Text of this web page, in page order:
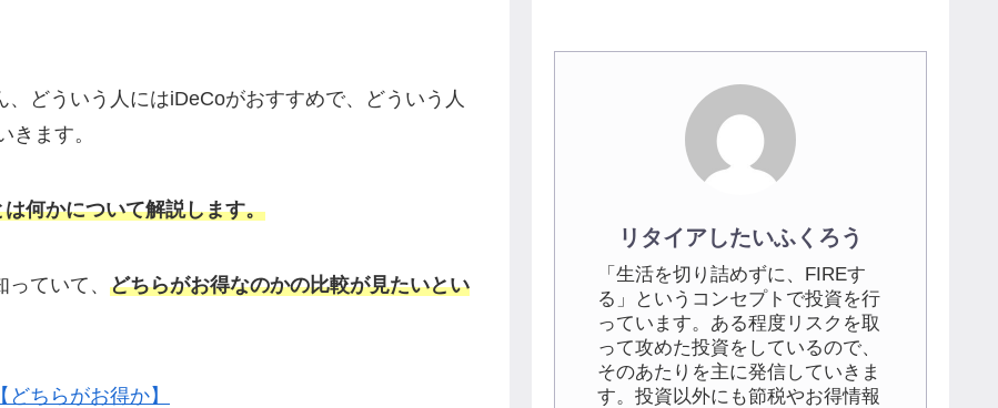
どういう人にはiDeCoがおすすめで、どういう人
ます。
何かについて解説します。
ていて、 どちらがお得なのかの比較が見たいとい
ちらがお得か】
リタイアしたいふくろう
「生活を切り詰めずに、FIREす
る」というコンセプトで投資を行
っています。ある程度リスクを取
って攻めた投資をしているので、
そのあたりを主に発信していきま
す。投資以外にも節税やお得情報